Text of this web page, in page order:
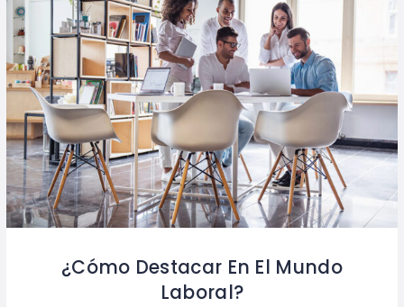
¿Cómo Destacar En El Mundo
Laboral?